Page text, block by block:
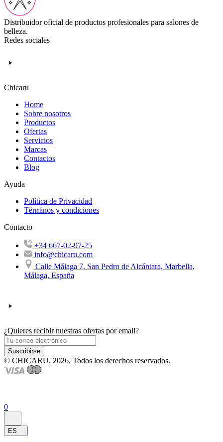
Distribuidor oficial de productos profesionales para salones de
belleza.
Redes sociales
Chicaru
Home
Sobre nosotros
Productos
Ofertas
Servicios
Marcas
Contactos
Blog
Ayuda
Política de Privacidad
Términos y condiciones
Contacto
+34 667-02-97-25
info@chicaru.com
Calle Málaga 7, San Pedro de Alcántara, Marbella,
Málaga, España
¿Quieres recibir nuestras ofertas por email?
Suscribirse
© CHICARU, 2026. Todos los derechos reservados.
0
ES